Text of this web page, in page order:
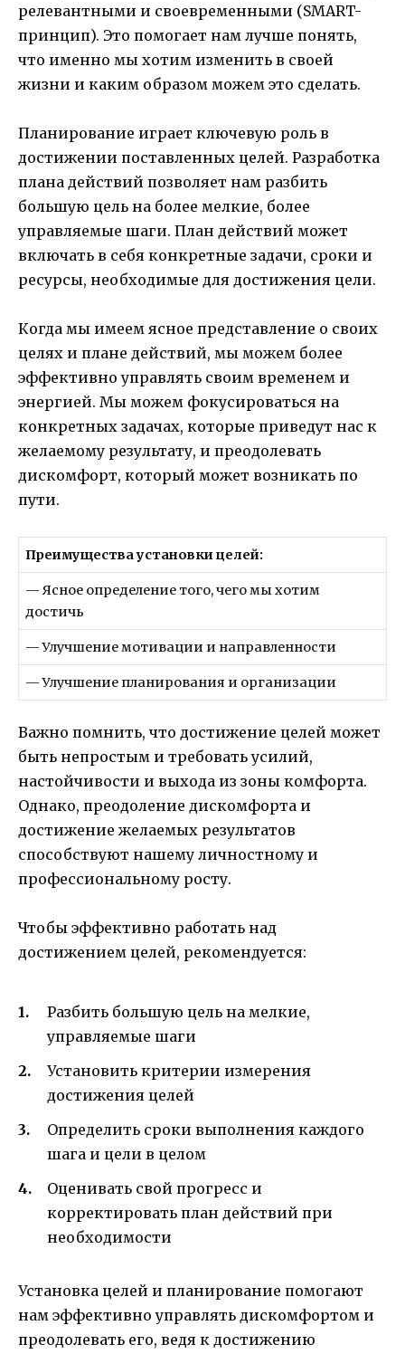
релевантными и своевременными (SMART-
принцип). Это помогает нам лучше понять,
что именно мы хотим изменить в своей
жизни и каким образом можем это сделать.
Планирование играет ключевую роль в
достижении поставленных целей. Разработка
плана действий позволяет нам разбить
большую цель на более мелкие, более
управляемые шаги. План действий может
включать в себя конкретные задачи, сроки и
ресурсы, необходимые для достижения цели.
Когда мы имеем ясное представление о своих
целях и плане действий, мы можем более
эффективно управлять своим временем и
энергией. Мы можем фокусироваться на
конкретных задачах, которые приведут нас к
желаемому результату, и преодолевать
дискомфорт, который может возникать по
пути.
Преимущества установки целей:
— Ясное определение того, чего мы хотим
достичь
— Улучшение мотивации и направленности
— Улучшение планирования и организации
Важно помнить, что достижение целей может
быть непростым и требовать усилий,
настойчивости и выхода из зоны комфорта.
Однако, преодоление дискомфорта и
достижение желаемых результатов
способствуют нашему личностному и
профессиональному росту.
Чтобы эффективно работать над
достижением целей, рекомендуется:
Разбить большую цель на мелкие,
управляемые шаги
Установить критерии измерения
достижения целей
Определить сроки выполнения каждого
шага и цели в целом
Оценивать свой прогресс и
корректировать план действий при
необходимости
Установка целей и планирование помогают
нам эффективно управлять дискомфортом и
преодолевать его, ведя к достижению